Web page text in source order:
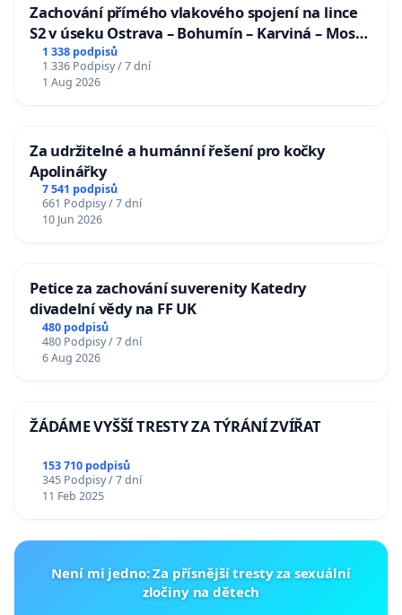
Zachování přímého vlakového spojení na lince
S2 v úseku Ostrava – Bohumín – Karviná – Mosty
u Jablunkova
1 338 podpisů
1 336 Podpisy / 7 dní
1 Aug 2026
Za udržitelné a humánní řešení pro kočky
Apolinářky
7 541 podpisů
661 Podpisy / 7 dní
10 Jun 2026
Petice za zachování suverenity Katedry
divadelní vědy na FF UK
480 podpisů
480 Podpisy / 7 dní
6 Aug 2026
ŽÁDÁME VYŠŠÍ TRESTY ZA TÝRÁNÍ ZVÍŘAT
153 710 podpisů
345 Podpisy / 7 dní
11 Feb 2025
Není mi jedno: Za přísnější tresty za sexuální
zločiny na dětech